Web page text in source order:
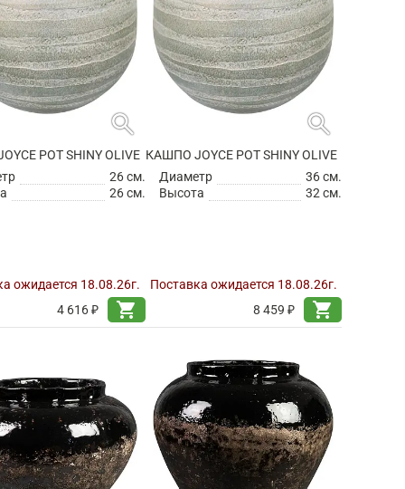
search
POT SHINY OLIVE
26 см.
26 см.
ожидается 18.08.26г.
4 616 ₽
shopping_cart
search
КАШПО JOYCE POT SHINY OLIVE
Диаметр
36 см.
Высота
32 см.
Поставка ожидается 18.08.26г.
8 459 ₽
shopping_cart